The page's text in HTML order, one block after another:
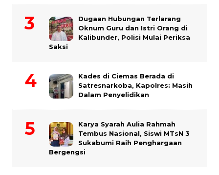
Dugaan Hubungan Terlarang
Oknum Guru dan Istri Orang di
Kalibunder, Polisi Mulai Periksa
Saksi
Kades di Ciemas Berada di
Satresnarkoba, Kapolres: Masih
Dalam Penyelidikan
Karya Syarah Aulia Rahmah
Tembus Nasional, Siswi MTsN 3
Sukabumi Raih Penghargaan
Bergengsi